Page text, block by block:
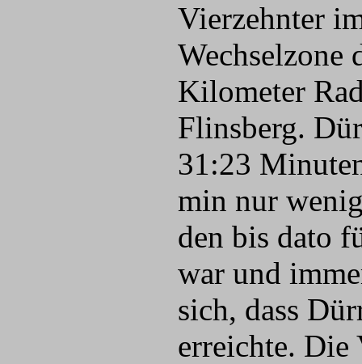
Vierzehnter
Wechselzone
Kilometer
Flinsberg.
31:23
min nur
den bis dato
war und
sich, dass
erreichte. Die